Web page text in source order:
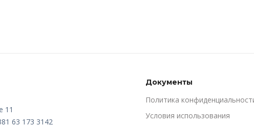
11
63 173 3142
Документы
Политика
Условия использования